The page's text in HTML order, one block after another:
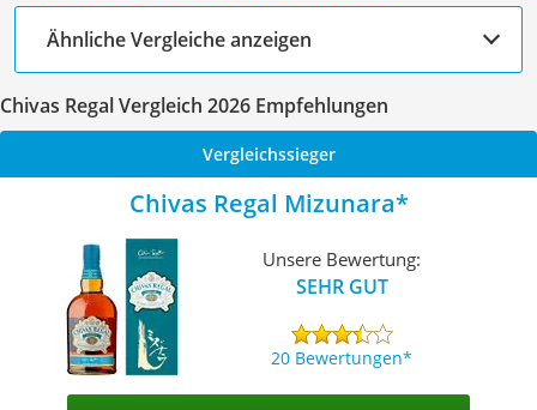
Ähnliche Vergleiche anzeigen
Chivas Regal Vergleich 2026 Empfehlungen
Vergleichssieger
Chivas Regal Mizunara
Unsere Bewertung:
SEHR GUT
20 Bewertungen